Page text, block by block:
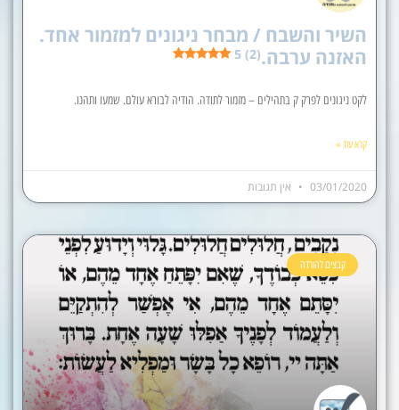
השיר והשבח / מבחר ניגונים למזמור אחד.
האזנה ערבה.5 (2)
לקט ניגונים לפרק ק בתהילים – מזמור לתודה. הודיה לבורא עולם. שמעו ותהנו.
קרא עוד »
03/01/2020 אין תגובות
קבצים להורדה